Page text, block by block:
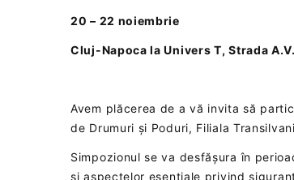
20 – 22 noiembrie
Cluj-Napoca la Univers T, Strada
Avem plăcerea de a vă invita să
de Drumuri și Poduri, Filiala
Simpozionul se va desfășura în
și aspectelor esențiale privind